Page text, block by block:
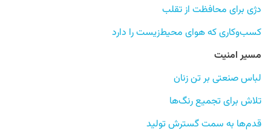
دژی برای محافظت از تقلب
کسب‌وکاری که هوای محیط‌زیست را دارد
مسیر امنیت
لباس صنعتی بر تن زنان
تلاش برای تجمیع رنگ‌ها
قدم‌ها به سمت گسترش تولید